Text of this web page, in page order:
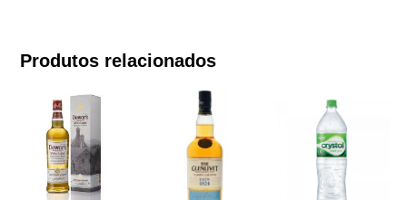
Produtos relacionados